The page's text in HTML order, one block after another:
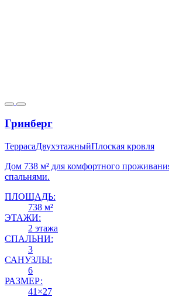
Гринберг
ТеррасаДвухэтажныйПлоская кровля
Дом 738 м² для комфортного
спальнями.
ПЛОЩАДЬ:
738 м²
ЭТАЖИ:
2 этажа
СПАЛЬНИ:
3
САНУЗЛЫ:
6
РАЗМЕР:
41×27